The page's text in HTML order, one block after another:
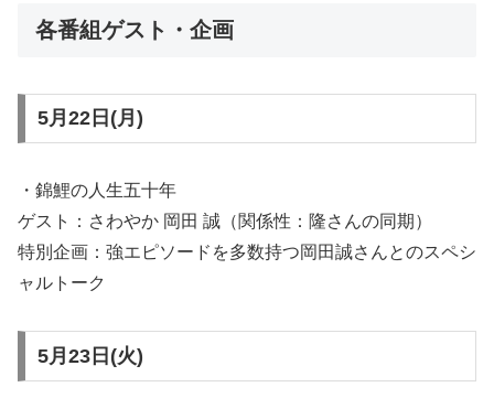
各番組ゲスト・企画
5月22日(月)
・錦鯉の人生五十年
ゲスト：さわやか 岡田 誠（関係性：隆さんの同期）
特別企画：強エピソードを多数持つ岡田誠さんとのスペシ
ャルトーク
5月23日(火)